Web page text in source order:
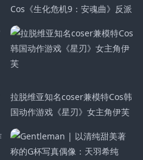
Cos《生化危机9：安魂曲》反派
维克多
拉脱维亚知名coser兼模特Cos韩
国动作游戏《星刃》女主角伊芙